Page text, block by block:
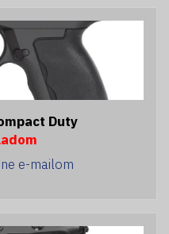
Duty
e-mailom